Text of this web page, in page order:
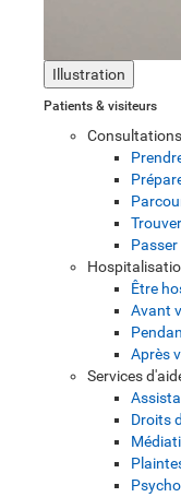
Illustration
Patients & visiteurs
Être
Avant
Après
Services
Droits